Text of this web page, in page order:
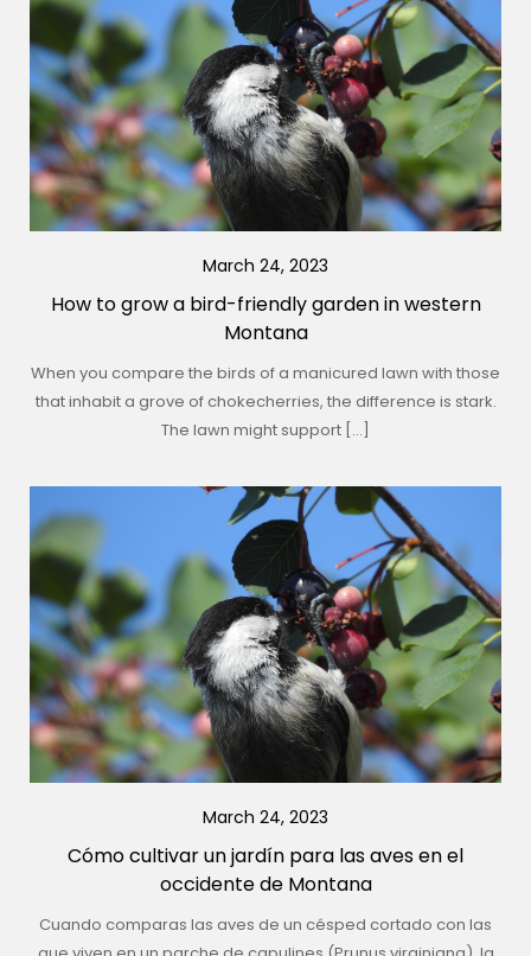
March 24, 2023
How to grow a bird-friendly garden in western
Montana
When you compare the birds of a manicured lawn with those
that inhabit a grove of chokecherries, the difference is stark.
The lawn might support […]
March 24, 2023
Cómo cultivar un jardín para las aves en el
occidente de Montana
Cuando comparas las aves de un césped cortado con las